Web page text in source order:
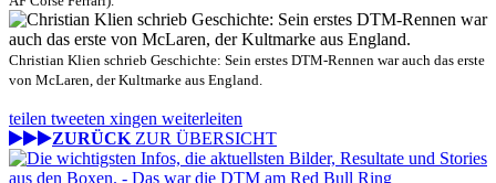
Christian Klien schrieb Geschichte: Sein erstes DTM-Rennen war auch das erste
von McLaren, der Kultmarke aus England.
teilen tweeten xingen weiterleiten
ZURÜCK ZUR ÜBERSICHT